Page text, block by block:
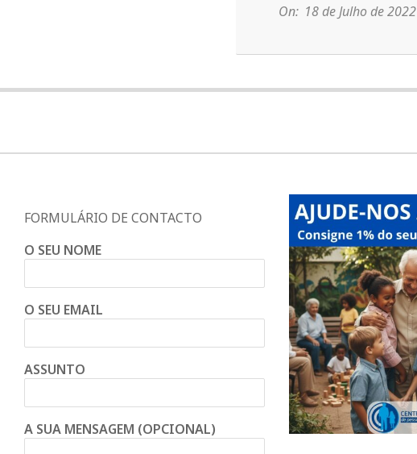
18
On: 18 de Julho de 2022
FORMULÁRIO DE CONTACTO
O SEU NOME
O SEU EMAIL
ASSUNTO
A SUA MENSAGEM (OPCIONAL)